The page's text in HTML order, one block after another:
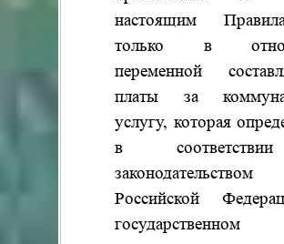
настоящим
только в
переменной
платы за
услугу, которая
в
законодательством
Российской
государственном